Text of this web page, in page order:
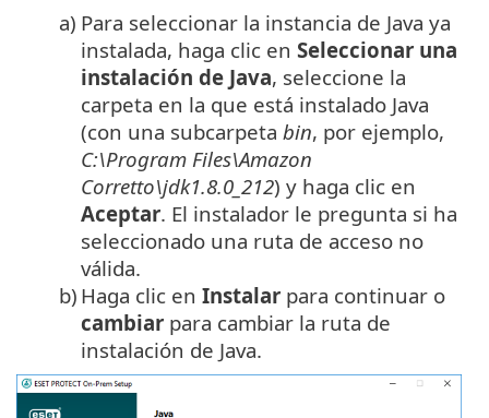
a) Para seleccionar la instancia de Java ya
instalada, haga clic en Seleccionar una
instalación de Java, seleccione la
carpeta en la que está instalado Java
(con una subcarpeta bin, por ejemplo,
C:\Program Files\Amazon
Corretto\jdk1.8.0_212) y haga clic en
Aceptar. El instalador le pregunta si ha
seleccionado una ruta de acceso no
válida.
b) Haga clic en Instalar para continuar o
cambiar para cambiar la ruta de
instalación de Java.